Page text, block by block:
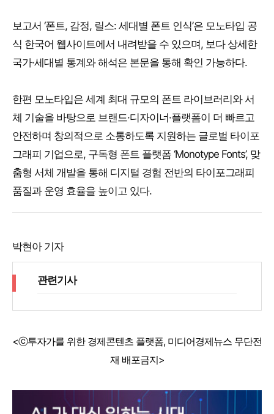
보고서 ‘폰트, 감정, 릴스: 세대별 폰트 인식’은 모노타입 공
식 한국어 웹사이트에서 내려받을 수 있으며, 보다 상세한
국가·세대별 통계와 해석은 본문을 통해 확인 가능하다.
한편 모노타입은 세계 최대 규모의 폰트 라이브러리와 서
체 기술을 바탕으로 브랜드·디자이너·플랫폼이 더 빠르고
안전하며 창의적으로 소통하도록 지원하는 글로벌 타이포
그래피 기업으로, 구독형 폰트 플랫폼 ‘Monotype Fonts’, 맞
춤형 서체 개발을 통해 디지털 경험 전반의 타이포그래피
품질과 운영 효율을 높이고 있다.
박현아 기자
관련기사
<ⓒ투자가를 위한 경제콘텐츠 플랫폼, 미디어경제뉴스 무단전
재 배포금지>